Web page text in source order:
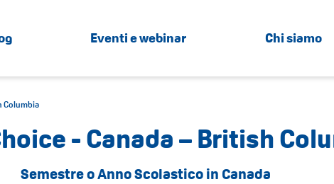
Eventi e webinar Chi siamo
Columbia
- Canada – British
Semestre o Anno Scolastico in Canada